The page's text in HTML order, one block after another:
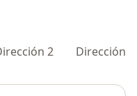
2 Dirección 3